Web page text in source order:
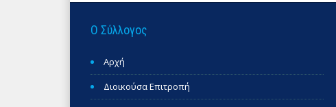
Ο Σύλλογος
Αρχή
Διοικούσα Επιτροπή